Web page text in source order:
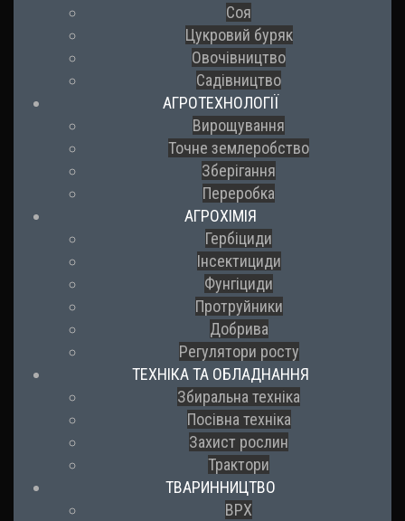
Соя
Цукровий буряк
Овочівництво
Садівництво
АГРОТЕХНОЛОГІЇ
Вирощування
Точне землеробство
Зберігання
Переробка
АГРОХІМІЯ
Гербіциди
Інсектициди
Фунгіциди
Протруйники
Добрива
Регулятори росту
ТЕХНІКА ТА ОБЛАДНАННЯ
Збиральна техніка
Посівна техніка
Захист рослин
Трактори
ТВАРИННИЦТВО
ВРХ